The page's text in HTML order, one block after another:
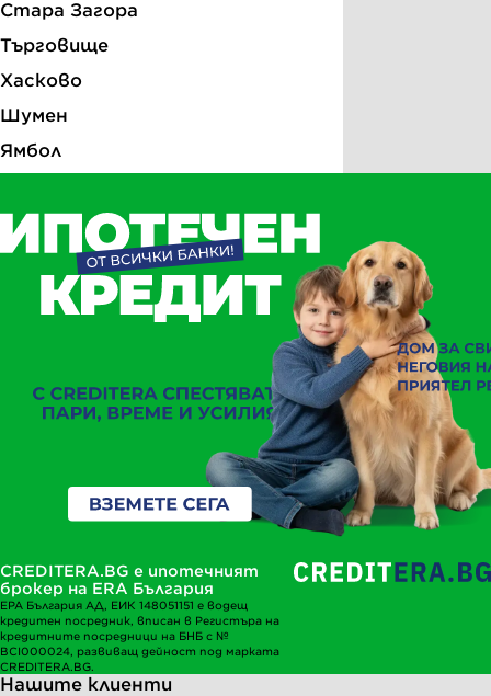
Стара Загора
Търговище
Хасково
Шумен
Ямбол
CREDITERA.BG е ипотечният
брокер на ERA България
ЕРА България АД, ЕИК 148051151 е водещ
кредитен посредник, вписан в Регистъра на
кредитните посредници на БНБ с №
BCI000024, развиващ дейност под марката
CREDITERA.BG.
Нашите клиенти